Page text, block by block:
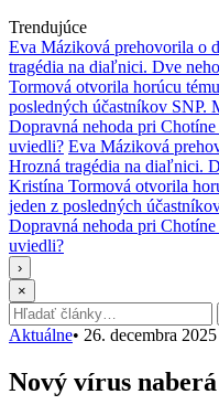
Trendujúce
Eva Máziková prehovorila o
tragédia na diaľnici. Dve
Tormová otvorila horúcu
posledných účastníkov SNP.
Dopravná nehoda pri
uviedli? Eva Máziková
Hrozná tragédia na diaľnici.
Kristína Tormová otvorila
jeden z posledných
Dopravná nehoda pri
uviedli?
›
×
Hľadať:
Aktuálne• 26. decembra 2025
Nový vírus